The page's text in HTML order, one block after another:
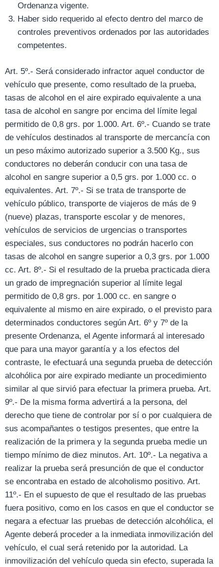
Ordenanza vigente.
Haber sido requerido al efecto dentro del marco de
controles preventivos ordenados por las autoridades
competentes.
Art. 5º.- Será considerado infractor aquel conductor de
vehículo que presente, como resultado de la prueba,
tasas de alcohol en el aire expirado equivalente a una
tasa de alcohol en sangre por encima del límite legal
permitido de 0,8 grs. por 1.000. Art. 6º.- Cuando se trate
de vehículos destinados al transporte de mercancía con
un peso máximo autorizado superior a 3.500 Kg., sus
conductores no deberán conducir con una tasa de
alcohol en sangre superior a 0,5 grs. por 1.000 cc. o
equivalentes. Art. 7º.- Si se trata de transporte de
vehículo público, transporte de viajeros de más de 9
(nueve) plazas, transporte escolar y de menores,
vehículos de servicios de urgencias o transportes
especiales, sus conductores no podrán hacerlo con
tasas de alcohol en sangre superior a 0,3 grs. por 1.000
cc. Art. 8º.- Si el resultado de la prueba practicada diera
un grado de impregnación superior al límite legal
permitido de 0,8 grs. por 1.000 cc. en sangre o
equivalente al mismo en aire expirado, o el previsto para
determinados conductores según Art. 6º y 7º de la
presente Ordenanza, el Agente informará al interesado
que para una mayor garantía y a los efectos del
contraste, le efectuará una segunda prueba de detección
alcohólica por aire expirado mediante un procedimiento
similar al que sirvió para efectuar la primera prueba. Art.
9º.- De la misma forma advertirá a la persona, del
derecho que tiene de controlar por sí o por cualquiera de
sus acompañantes o testigos presentes, que entre la
realización de la primera y la segunda prueba medie un
tiempo mínimo de diez minutos. Art. 10º.- La negativa a
realizar la prueba será presunción de que el conductor
se encontraba en estado de alcoholismo positivo. Art.
11º.- En el supuesto de que el resultado de las pruebas
fuera positivo, como en los casos en que el conductor se
negara a efectuar las pruebas de detección alcohólica, el
Agente deberá proceder a la inmediata inmovilización del
vehículo, el cual será retenido por la autoridad. La
inmovilización del vehículo queda sin efecto, superada la